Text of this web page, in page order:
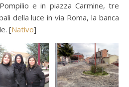
e in piazza Carmine, tre
della luce in via Roma, la banca
[Nativo]